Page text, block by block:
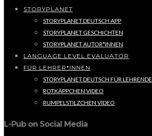
STORYPLANET
STORYPLANET DEUTSCH APP
STORYPLANET GESCHICHTEN
STORYPLANET AUTOR*INNEN
LANGUAGE LEVEL EVALUATOR
FÜR LEHRER*INNEN
STORYPLANET DEUTSCH FÜR LEHRENDE
ROTKÄPPCHEN VIDEO
RUMPELSTILZCHEN VIDEO
L-Pub on Social Media